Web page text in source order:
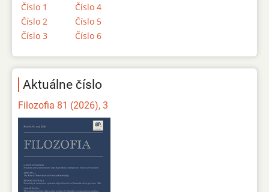
Číslo 1
Číslo 2
Číslo 3
Číslo 4
Číslo 5
Číslo 6
Aktuálne číslo
Filozofia 81 (2026), 3